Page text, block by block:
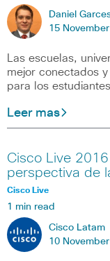
Daniel
15
Las escuelas,
mejor conectados
para los
Leer mas
Cisco Live
perspectiva de
Cisco Live
1 min read
Cisco Latam
10